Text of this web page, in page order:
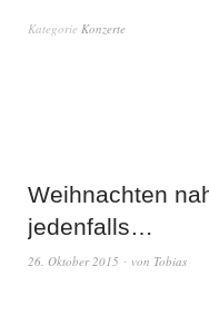
Kategorie Konzerte
Weihnachten
jedenfalls…
26. Oktober 2015 von Tobias